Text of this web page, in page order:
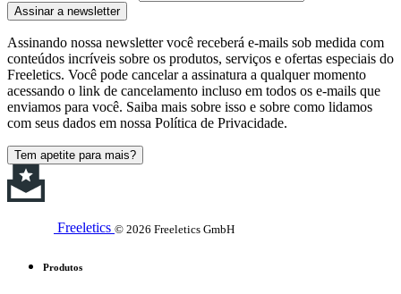
Assinar a newsletter
Assinando nossa newsletter você receberá e-mails sob medida com
conteúdos incríveis sobre os produtos, serviços e ofertas especiais do
Freeletics. Você pode cancelar a assinatura a qualquer momento
acessando o link de cancelamento incluso em todos os e-mails que
enviamos para você. Saiba mais sobre isso e sobre como lidamos
com seus dados em nossa Política de Privacidade.
Tem apetite para mais?
Freeletics © 2026 Freeletics GmbH
Produtos